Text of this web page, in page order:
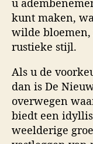
u
kunt maken,
wilde
rustieke stijl.
Als u de
dan is De
overwegen
biedt een
weelderige